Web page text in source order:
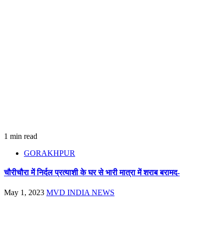
1 min read
GORAKHPUR
चौरीचौरा में निर्दल प्रत्याशी के घर से भारी मात्रा में शराब बरामद-
May 1, 2023 MVD INDIA NEWS